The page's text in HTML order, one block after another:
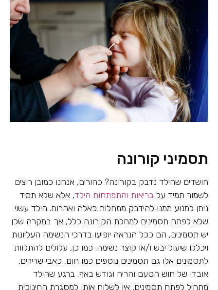
תסמיני קורונה
חושדים שהילד נדבק בקורונה? כהורים, אנחנו כמובן רוצים
לשמור תמיד על בריאות והתפתחות הילד, אלא שלא תמיד
ניתן למנוע ממנו להידבק ממחלות כאלה ואחרות. הילד עשוי
שלא לפתח תסמינים למחלת הקורונה כלל, אך במקרה שכן
יש תסמינים, הם ככל הנראה יופיעו בדרכי הנשימה העליונות
ויכללו שיעול יבש ו/או קוצר נשימה. כמו כן, עלולים להתלוות
לתסמינים אלו גם תסמינים נוספים כמו חום, כאבי שרירים,
אובדן של חוש הטעם והריח וגודש באף. ברגע שהילד
מתחיל לפתח תסמינים, אין לשלוח אותו למסגרת החינוכית